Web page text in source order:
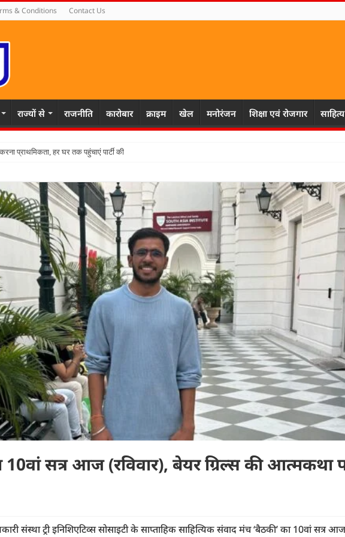
& Conditions Contact Us
राज्यों से राजनीति कारोबार क्राइम खेल मनोरंजन शिक्षा एवं रोजगार साहित्य
सत्र आज (रविवार), बेयर ग्रिल्स की आत्मकथा
संस्था ट्री इनिशिएटिव्स सोसाइटी के साप्ताहिक साहित्यिक संवाद मंच ‘बैठकी’ का 10वां सत्र आज